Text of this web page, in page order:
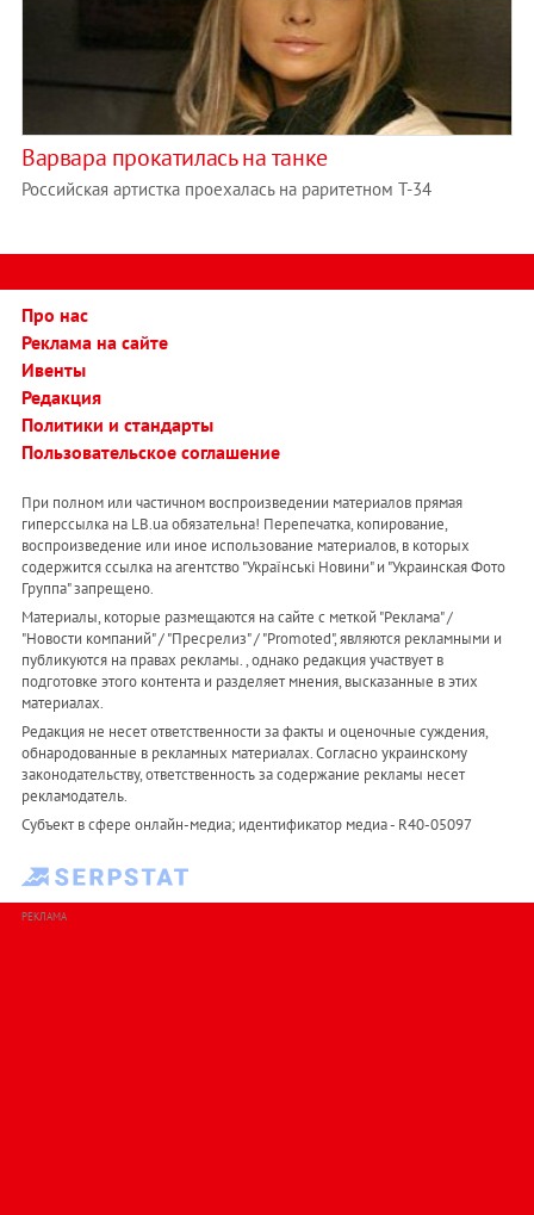
Варвара прокатилась на танке
Российская артистка проехалась на раритетном Т-34
Про нас
Реклама на сайте
Ивенты
Редакция
Политики и стандарты
Пользовательское соглашение
При полном или частичном воспроизведении материалов прямая
гиперссылка на LB.ua обязательна! Перепечатка, копирование,
воспроизведение или иное использование материалов, в которых
содержится ссылка на агентство "Українськi Новини" и "Украинская Фото
Группа" запрещено.
Материалы, которые размещаются на сайте с меткой "Реклама" /
"Новости компаний" / "Пресрелиз" / "Promoted", являются рекламными и
публикуются на правах рекламы. , однако редакция участвует в
подготовке этого контента и разделяет мнения, высказанные в этих
материалах.
Редакция не несет ответственности за факты и оценочные суждения,
обнародованные в рекламных материалах. Согласно украинскому
законодательству, ответственность за содержание рекламы несет
рекламодатель.
Субъект в сфере онлайн-медиа; идентификатор медиа - R40-05097
РЕКЛАМА